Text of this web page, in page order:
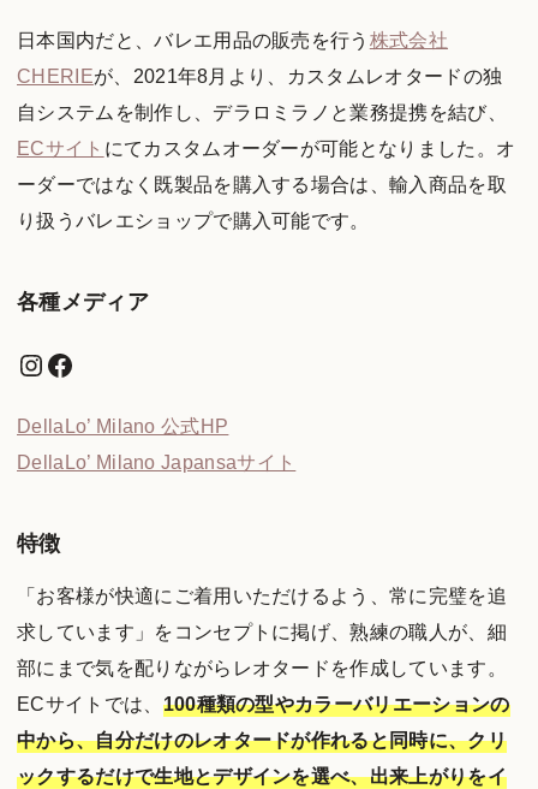
日本国内だと、バレエ用品の販売を行う 株式会社
CHERIEが、2021年8月より、カスタムレオタードの独
自システムを制作し、デラロミラノと業務提携を結び、
ECサイト にてカスタムオーダーが可能となりました。オ
ーダーではなく既製品を購入する場合は、輸入商品を取
り扱うバレエショップで購入可能です。
各種メディア
Instagram
Facebook
DellaLo’ Milano 公式HP
DellaLo’ Milano Japansaサイト
特徴
「お客様が快適にご着用いただけるよう、常に完璧を追
求しています」をコンセプトに掲げ、熟練の職人が、細
部にまで気を配りながらレオタードを作成しています。
ECサイトでは、 100種類の型やカラーバリエーションの
中から、自分だけのレオタードが作れると同時に、クリ
ックするだけで生地とデザインを選べ、出来上がりをイ